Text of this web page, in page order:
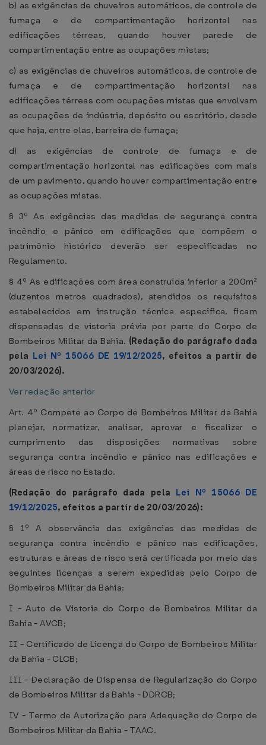
b) as exigências de chuveiros automáticos, de controle de
fumaça e de compartimentação horizontal nas
edificações térreas, quando houver parede de
compartimentação entre as ocupações mistas;
c) as exigências de chuveiros automáticos, de controle de
fumaça e de compartimentação horizontal nas
edificações térreas com ocupações mistas que envolvam
as ocupações de indústria, depósito ou escritório, desde
que haja, entre elas, barreira de fumaça;
d) as exigências de controle de fumaça e de
compartimentação horizontal nas edificações com mais
de um pavimento, quando houver compartimentação entre
as ocupações mistas.
§ 3º As exigências das medidas de segurança contra
incêndio e pânico em edificações que compõem o
patrimônio histórico deverão ser especificadas no
Regulamento.
§ 4º As edificações com área construída inferior a 200m²
(duzentos metros quadrados), atendidos os requisitos
estabelecidos em instrução técnica específica, ficam
dispensadas de vistoria prévia por parte do Corpo de
Bombeiros Militar da Bahia. (Redação do parágrafo dada
pela Lei Nº 15066 DE 19/12/2025, efeitos a partir de
20/03/2026).
Ver redação anterior
Art. 4º Compete ao Corpo de Bombeiros Militar da Bahia
planejar, normatizar, analisar, aprovar e fiscalizar o
cumprimento das disposições normativas sobre
segurança contra incêndio e pânico nas edificações e
áreas de risco no Estado.
(Redação do parágrafo dada pela Lei Nº 15066 DE
19/12/2025, efeitos a partir de 20/03/2026):
§ 1º A observância das exigências das medidas de
segurança contra incêndio e pânico nas edificações,
estruturas e áreas de risco será certificada por meio das
seguintes licenças a serem expedidas pelo Corpo de
Bombeiros Militar da Bahia:
I - Auto de Vistoria do Corpo de Bombeiros Militar da
Bahia - AVCB;
II - Certificado de Licença do Corpo de Bombeiros Militar
da Bahia - CLCB;
III - Declaração de Dispensa de Regularização do Corpo
de Bombeiros Militar da Bahia - DDRCB;
IV - Termo de Autorização para Adequação do Corpo de
Bombeiros Militar da Bahia - TAAC.